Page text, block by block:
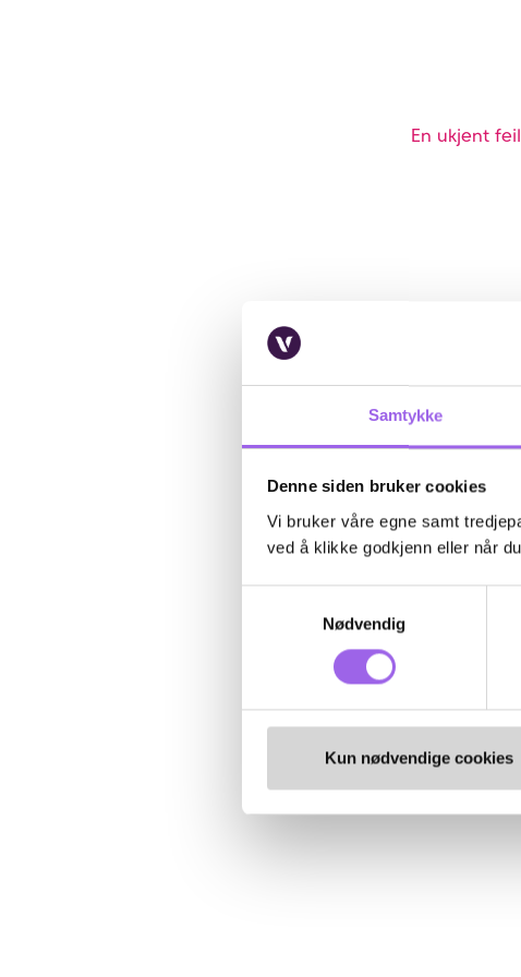
Samtykke
Denne siden bruker cookies
Vi bruker våre egne samt
ved å klikke godkjenn eller når
Nødvendig
Kun nødvendige cookies
En ukjent